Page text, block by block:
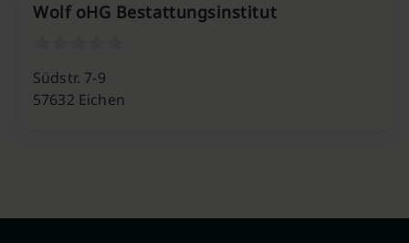
Wolf oHG Bestattungsinstitut
Südstr. 7-9
57632 Eichen